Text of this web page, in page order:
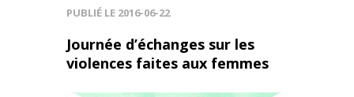
Journée d’échanges sur les
violences faites aux femmes
PUBLIÉ LE 2016-06-22